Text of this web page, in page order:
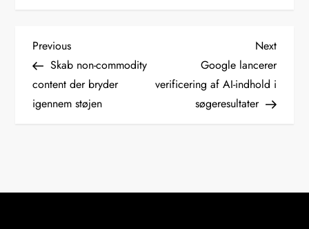
I
n
d
g
Previous
Post
Previous
Skab non-commodity
content der bryder
igennem støjen
Next
Post
Next
Google lancerer
verificering af AI-indhold i
søgeresultater